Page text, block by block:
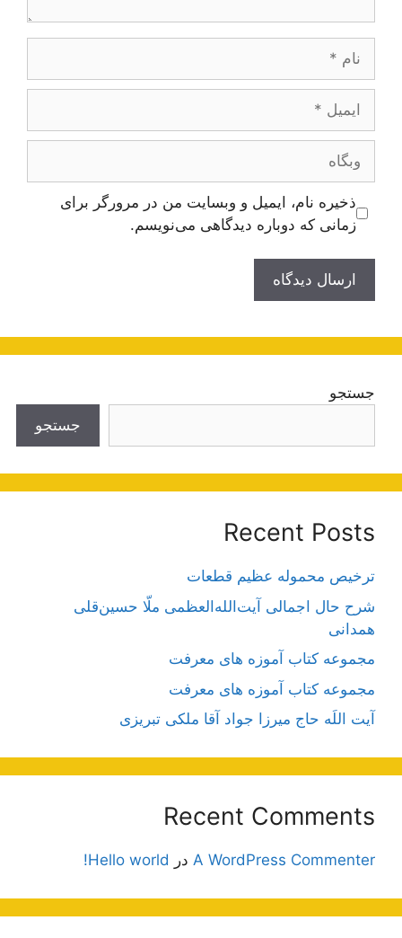
وبگاه
ذخیره نام، ایمیل و وبسایت من در مرورگر برای
زمانی که دوباره دیدگاهی می‌نویسم.
جستجو
جستجو
Recent Posts
ترخیص محموله عظیم قطعات
شرح حال اجمالی آیت‌الله‌العظمی ملّا حسین‌قلی
همدانی
مجموعه کتاب آموزه های معرفت
مجموعه کتاب آموزه های معرفت
آیت اللَه حاج میرزا جواد آقا ملکی تبریزی
Recent Comments
A WordPress Commenter در Hello world!